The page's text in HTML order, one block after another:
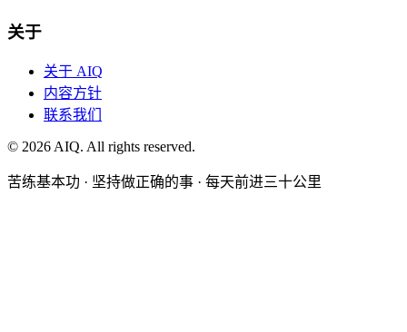
关于
关于 AIQ
内容方针
联系我们
© 2026AIQ. All rights reserved.
苦练基本功 · 坚持做正确的事 · 每天前进三十公里